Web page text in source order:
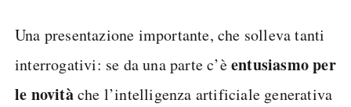
Una presentazione importante, che solleva tanti
interrogativi: se da una parte c’èentusiasmo per
le novitàche l’intelligenza artificiale generativa